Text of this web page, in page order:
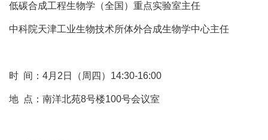
低碳合成工程生物学（全国）重点实验室主任
中科院天津工业生物技术所体外合成生物学中心主任
时 间：4月2日（周四）14:30-16:00
地 点：南洋北苑8号楼100号会议室